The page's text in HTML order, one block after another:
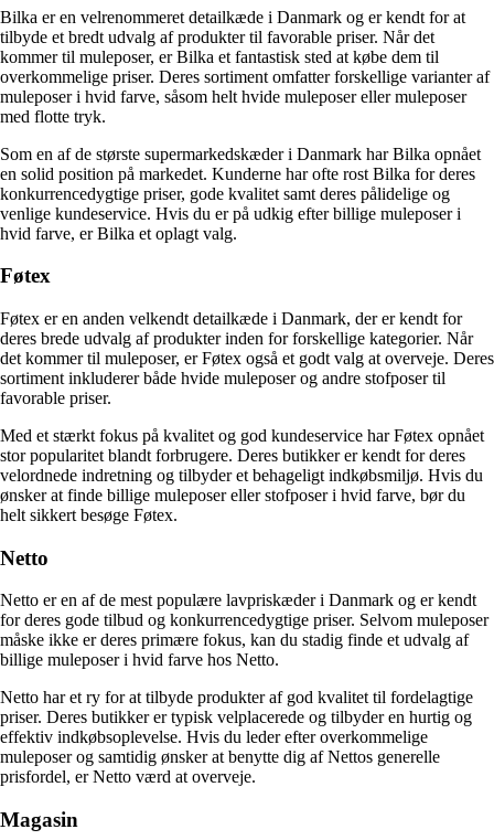
Bilka er en velrenommeret detailkæde i Danmark og er kendt for at
tilbyde et bredt udvalg af produkter til favorable priser. Når det
kommer til muleposer, er Bilka et fantastisk sted at købe dem til
overkommelige priser. Deres sortiment omfatter forskellige varianter af
muleposer i hvid farve, såsom helt hvide muleposer eller muleposer
med flotte tryk.
Som en af de største supermarkedskæder i Danmark har Bilka opnået
en solid position på markedet. Kunderne har ofte rost Bilka for deres
konkurrencedygtige priser, gode kvalitet samt deres pålidelige og
venlige kundeservice. Hvis du er på udkig efter billige muleposer i
hvid farve, er Bilka et oplagt valg.
Føtex
Føtex er en anden velkendt detailkæde i Danmark, der er kendt for
deres brede udvalg af produkter inden for forskellige kategorier. Når
det kommer til muleposer, er Føtex også et godt valg at overveje. Deres
sortiment inkluderer både hvide muleposer og andre stofposer til
favorable priser.
Med et stærkt fokus på kvalitet og god kundeservice har Føtex opnået
stor popularitet blandt forbrugere. Deres butikker er kendt for deres
velordnede indretning og tilbyder et behageligt indkøbsmiljø. Hvis du
ønsker at finde billige muleposer eller stofposer i hvid farve, bør du
helt sikkert besøge Føtex.
Netto
Netto er en af de mest populære lavpriskæder i Danmark og er kendt
for deres gode tilbud og konkurrencedygtige priser. Selvom muleposer
måske ikke er deres primære fokus, kan du stadig finde et udvalg af
billige muleposer i hvid farve hos Netto.
Netto har et ry for at tilbyde produkter af god kvalitet til fordelagtige
priser. Deres butikker er typisk velplacerede og tilbyder en hurtig og
effektiv indkøbsoplevelse. Hvis du leder efter overkommelige
muleposer og samtidig ønsker at benytte dig af Nettos generelle
prisfordel, er Netto værd at overveje.
Magasin